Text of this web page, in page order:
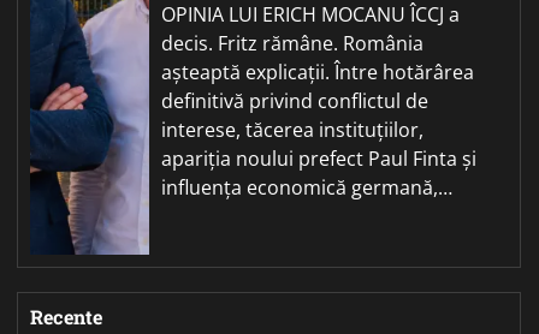
OPINIA LUI ERICH MOCANU ÎCCJ a
decis. Fritz rămâne. România
așteaptă explicații. Între hotărârea
definitivă privind conflictul de
interese, tăcerea instituțiilor,
apariția noului prefect Paul Finta și
influența economică germană,…
Recente